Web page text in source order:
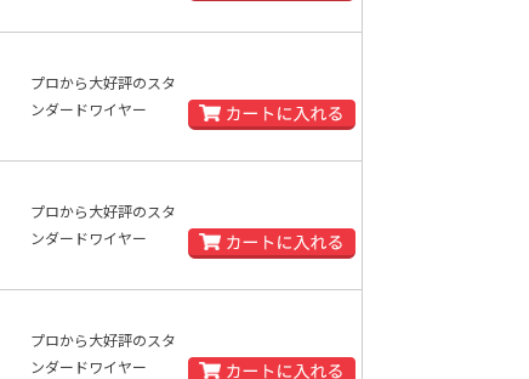
プロから大好評のスタ
ンダードワイヤー
プロから大好評のスタ
ンダードワイヤー
プロから大好評のスタ
ンダードワイヤー